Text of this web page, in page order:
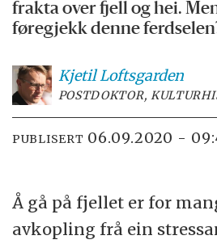
frakta over fjell og hei.
føregjekk denne
Kjetil Loftsgarden
POSTDOKTOR,
PUBLISERT 06.09.2020 -
Å gå på fjellet er for
avkopling frå ein